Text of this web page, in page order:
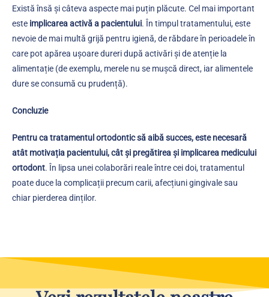
Există însă și câteva aspecte mai puțin plăcute. Cel mai important
este implicarea activă a pacientului. În timpul tratamentului, este
nevoie de mai multă grijă pentru igienă, de răbdare în perioadele în
care pot apărea ușoare dureri după activări și de atenție la
alimentație (de exemplu, merele nu se mușcă direct, iar alimentele
dure se consumă cu prudență).
Concluzie
Pentru ca tratamentul ortodontic să aibă succes, este necesară
atât motivația pacientului, cât și pregătirea și implicarea medicului
ortodont. În lipsa unei colaborări reale între cei doi, tratamentul
poate duce la complicații precum carii, afecțiuni gingivale sau
chiar pierderea dinților.